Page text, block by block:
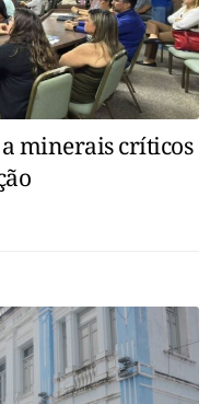
minerais críticos